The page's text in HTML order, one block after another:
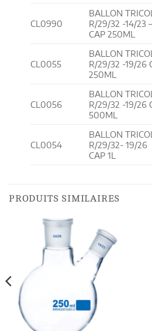
CL0990
BALLON
R/29/32 -14/23
CAP 250ML
CL0055
BALLON
R/29/32 -19/26
250ML
CL0056
BALLON
R/29/32 -19/26
500ML
CL0054
BALLON
R/29/32- 19/26
CAP 1L
PRODUITS SIMILAIRES